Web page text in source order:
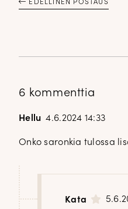
EDELLINEN POSTAUS
6 kommenttia
Hellu 4.6.2024 14:33
Onko saronkia tulossa
Kata